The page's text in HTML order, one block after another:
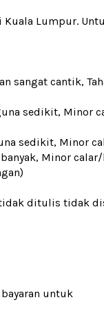
Lumpur.
sangat cantik,
sedikit, Minor
sedikit, Minor
Minor
ditulis tidak
untuk